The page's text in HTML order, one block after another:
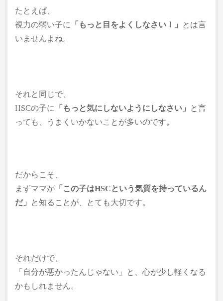
たとえば、
視力の弱い子に
「もっと目をよくしなさい！」
とは言
いませんよね。
それと同じで、
HSCの子に
「もっと気にしないようにしなさい」
と言
っても、うまくいかないことが多いのです。
だからこそ、
まずママが 「この子はHSCという気質を持っているん
だ」
と知ることが、とても大切です。
それだけで、
「自分が悪かったんじゃない」と、心が少し軽くなる
かもしれません。